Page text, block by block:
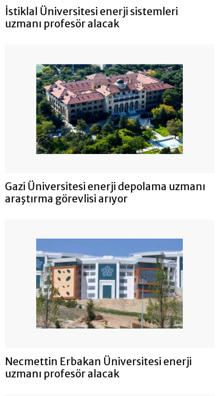
İstiklal Üniversitesi enerji sistemleri
uzmanı profesör alacak
Gazi Üniversitesi enerji depolama uzmanı
araştırma görevlisi arıyor
Necmettin Erbakan Üniversitesi enerji
uzmanı profesör alacak